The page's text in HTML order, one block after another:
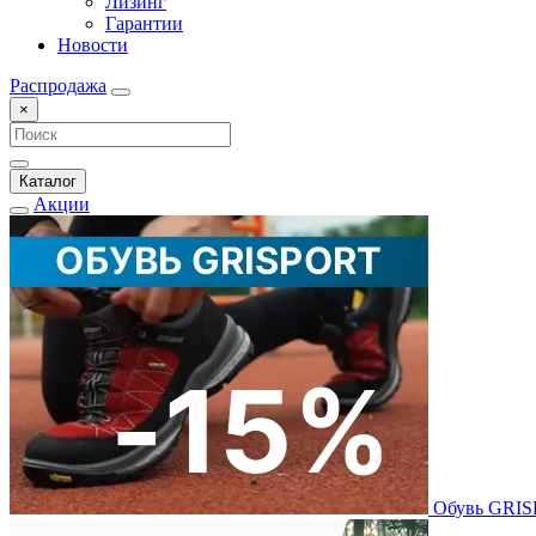
Гарантии
Новости
Распродажа
×
Каталог
Акции
Обувь